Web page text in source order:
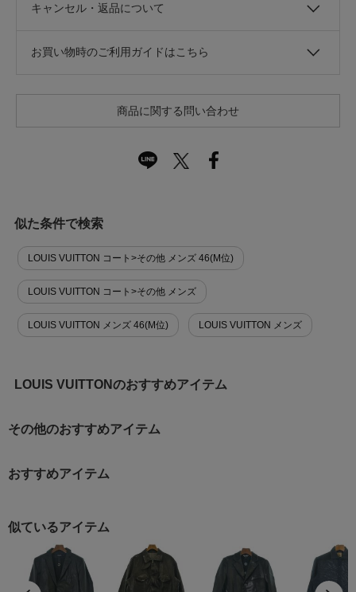
キャンセル・返品について
お買い物時のご利用ガイドはこちら
商品に関する問い合わせ
似た条件で検索
LOUIS VUITTON コート>その他 メンズ 46(M位)
LOUIS VUITTON コート>その他 メンズ
LOUIS VUITTON メンズ 46(M位) LOUIS VUITTON メンズ
LOUIS VUITTONのおすすめアイテム
その他のおすすめアイテム
おすすめアイテム